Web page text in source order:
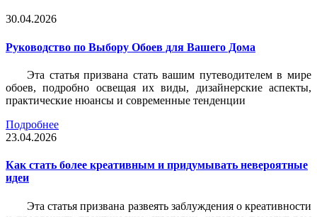
30.04.2026
Руководство по Выбору Обоев для Вашего Дома
Эта статья призвана стать вашим путеводителем в мире
обоев, подробно освещая их виды, дизайнерские аспекты,
практические нюансы и современные тенденции
Подробнее
23.04.2026
Как стать более креативным и придумывать невероятные
идеи
Эта статья призвана развеять заблуждения о креативности